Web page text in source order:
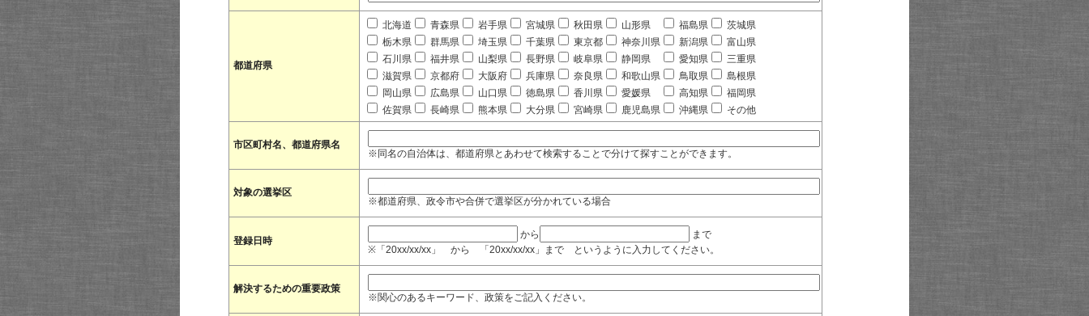
都道府県
北海道 青森県 岩手県 宮城県 秋田県 山形県 福島県
茨城県
栃木県
群馬県 埼玉県 千葉県 東京都 神奈川県 新潟県
富山県
石川県
福井県 山梨県 長野県 岐阜県 静岡県 愛知県
三重県
滋賀県
京都府 大阪府 兵庫県 奈良県 和歌山県 鳥取県
島根県
岡山県
広島県 山口県 徳島県 香川県 愛媛県 高知県
福岡県
佐賀県
長崎県 熊本県 大分県 宮崎県 鹿児島県 沖縄県 その他
市区町村名、都道府県名
※同名の自治体は、都道府県とあわせて検索することで分けて探すことができます。
対象の選挙区
※都道府県、政令市や合併で選挙区が分かれている場合
登録日時
から
まで
※「20xx/xx/xx」 から 「20xx/xx/xx」まで というように入力してください。
解決するための重要政策
※関心のあるキーワード、政策をご記入ください。